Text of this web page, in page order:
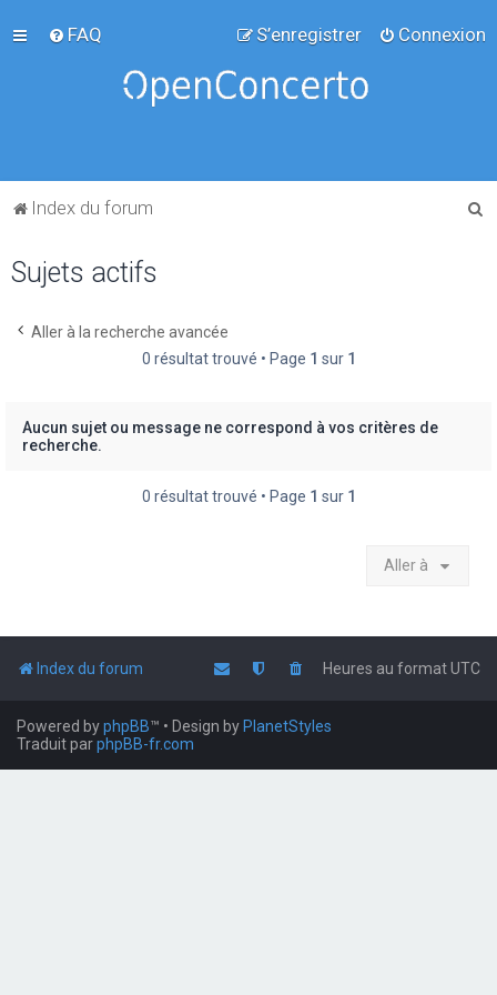
FAQ Connexion
S’enregistrer
Index du forum
Sujets actifs
Aller à la recherche avancée
0 résultat trouvé • Page 1 sur 1
Aucun sujet ou message ne correspond à vos critères de
recherche.
0 résultat trouvé • Page 1 sur 1
Aller à
Index du forum Heures au formatUTC
Powered byphpBB™ • Design by PlanetStyles
Traduit parphpBB-fr.com